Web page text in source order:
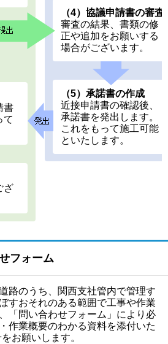
書
て
ざ
（4）協議申請書の審査
審査の結果、書類の修
正や追加をお願いする
場合がございます。
（5）承諾書の作成
近接申請書の確認後、
承諾書を発出します。
これをもって施工可能
といたします。
フォーム
路のうち、関西支社管内で管理す
すおそれのある範囲で工事や作業
「問い合わせフォーム」により必
作業概要のわかる資料を添付いた
お願いします。